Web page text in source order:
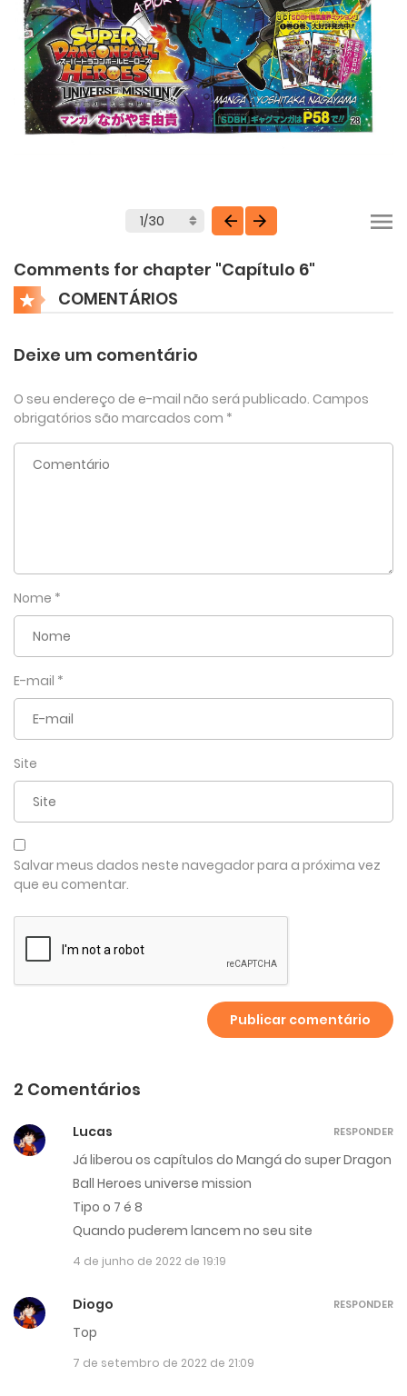
Comments for chapter "Capítulo 6"
COMENTÁRIOS
Deixe um comentário
O seu endereço de e-mail não será publicado. Campos
obrigatórios são marcados com *
Nome *
E-mail *
Site
Salvar meus dados neste navegador para a próxima vez
que eu comentar.
2 Comentários
Lucas
Já liberou os capítulos do Mangá do super Dragon
Ball Heroes universe mission
Tipo o 7 é 8
Quando puderem lancem no seu site
4 de junho de 2022 de 19:19
RESPONDER
Diogo
Top
7 de setembro de 2022 de 21:09
RESPONDER